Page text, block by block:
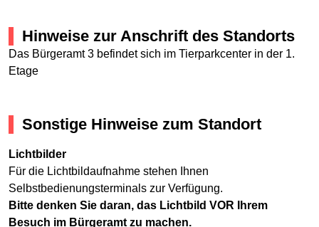
Hinweise zur Anschrift des Standorts
Das Bürgeramt 3 befindet sich im Tierparkcenter in der 1.
Etage
Sonstige Hinweise zum Standort
Lichtbilder
Für die Lichtbildaufnahme stehen Ihnen
Selbstbedienungsterminals zur Verfügung.
Bitte denken Sie daran, das Lichtbild VOR Ihrem
Besuch im Bürgeramt zu machen.